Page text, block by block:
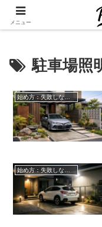
✨空き家・
駐車場照
始め方：失敗しない自宅駐車場貸し出し
メニュー